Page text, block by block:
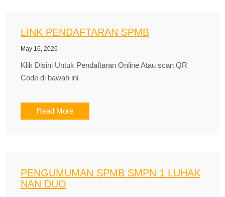
LINK PENDAFTARAN SPMB
May 16, 2026
Klik Disini Untuk Pendaftaran Online Atau scan QR
Code di bawah ini
Read More
PENGUMUMAN SPMB SMPN 1 LUHAK
NAN DUO